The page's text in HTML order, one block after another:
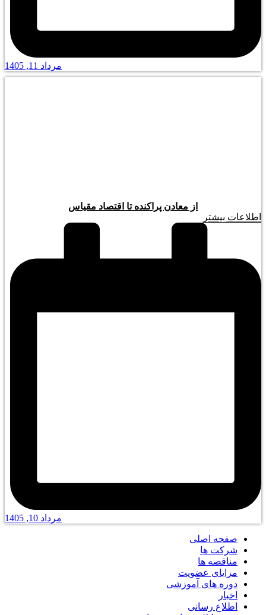
مرداد 11, 1405
از معادن پراکنده تا اقتصاد مقیاس
اطلاعات بیشتر
مرداد 10, 1405
صفحه اصلی
شرکت ها
مناقصه ها
مزایای عضویت
دوره های آموزشی
اخبار
اطلاع رسانی